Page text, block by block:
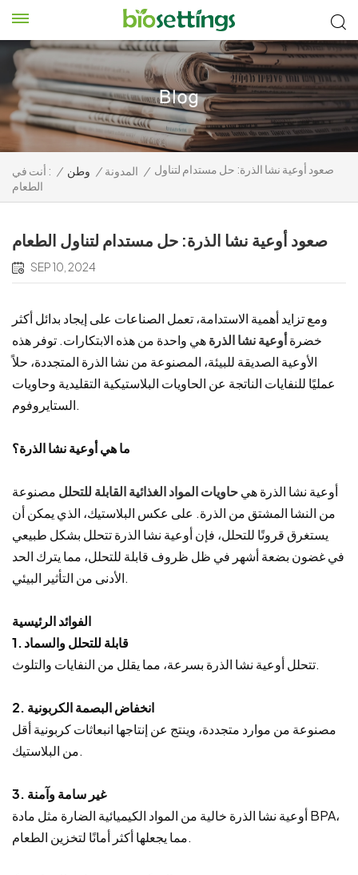
أنت في : / وطن / المدونة / صعود أوعية نشا الذرة: حل مستدام لتناول
الطعام
صعود أوعية نشا الذرة: حل مستدام لتناول الطعام
SEP 10, 2024
ومع تزايد أهمية الاستدامة، تعمل الصناعات على إيجاد بدائل أكثر
خضرةأوعية نشا الذرةهي واحدة من هذه الابتكارات. توفر هذه
الأوعية الصديقة للبيئة، المصنوعة من نشا الذرة المتجددة، حلاً
عمليًا للنفايات الناتجة عن الحاويات البلاستيكية التقليدية وحاويات
الستايروفوم.
ما هي أوعية نشا الذرة؟
أوعية نشا الذرة هيحاويات المواد الغذائية القابلة للتحلل مصنوعة
من النشا المشتق من الذرة. على عكس البلاستيك، الذي يمكن أن
يستغرق قرونًا للتحلل، فإن أوعية نشا الذرة تتحلل بشكل طبيعي
في غضون بضعة أشهر في ظل ظروف قابلة للتحلل، مما يترك الحد
الأدنى من التأثير البيئي.
الفوائد الرئيسية
1. قابلة للتحلل والسماد
تتحلل أوعية نشا الذرة بسرعة، مما يقلل من النفايات والتلوث.
2. انخفاض البصمة الكربونية
مصنوعة من موارد متجددة، وينتج عن إنتاجها انبعاثات كربونية أقل
من البلاستيك.
3. غير سامة وآمنة
أوعية نشا الذرة خالية من المواد الكيميائية الضارة مثل مادة BPA،
مما يجعلها أكثر أمانًا لتخزين الطعام.